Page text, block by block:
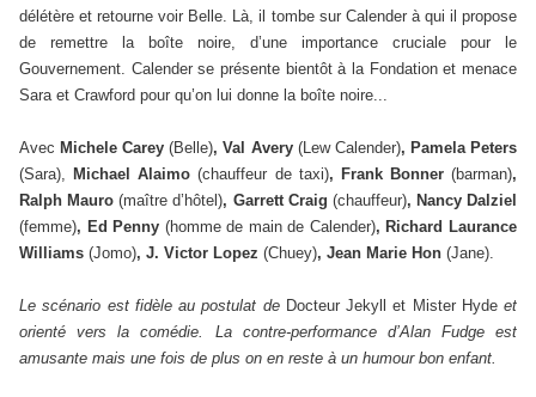
délétère et retourne voir Belle. Là, il tombe sur Calender à qui il propose
de remettre la boîte noire, d’une importance cruciale pour le
Gouvernement. Calender se présente bientôt à la Fondation et menace
Sara et Crawford pour qu’on lui donne la boîte noire...
AvecMichele Carey(Belle), Val Avery (Lew Calender), Pamela Peters
(Sara),Michael Alaimo(chauffeur de taxi), Frank Bonner (barman),
Ralph Mauro(maître d’hôtel), Garrett Craig (chauffeur), Nancy Dalziel
(femme), Ed Penny (homme de main de Calender), Richard Laurance
Williams (Jomo), J. Victor Lopez (Chuey), Jean Marie Hon (Jane).
Le scénario est fidèle au postulat de Docteur Jekyll et Mister Hydeet
orienté vers la comédie. La contre-performance d’Alan Fudge est
amusante mais une fois de plus on en reste à un humour bon enfant.